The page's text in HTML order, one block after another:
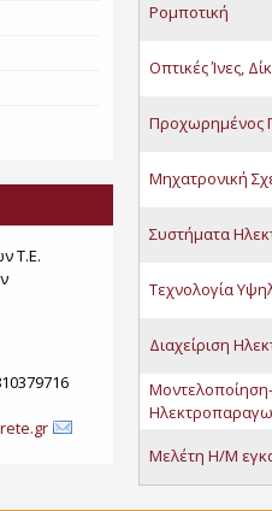
Τ.Ε.
Ρομποτική
Οπτικές Ίνες,
Προχωρημένος
Μηχατρονική
Συστήματα
Τεχνολογία
Διαχείριση
Μελέτη Η/Μ